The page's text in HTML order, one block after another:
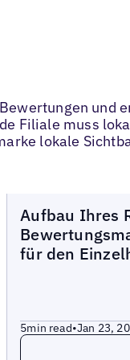
und
Filiale muss
lokale
Aufbau Ihres
für den
5min read•Jan 23,
Read more